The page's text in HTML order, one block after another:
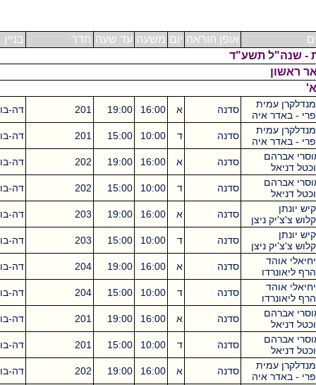
אופן הוראה יום משעה עד שעה חדר
ש"ס
תשע"ד
איה
סדנה א 16:00
19:00
201
3
איה
סדנה ד 10:00
15:00
201
5
סדנה א 16:00
19:00
202
3
סדנה ד 10:00
15:00
202
5
ניצן א 16:00
19:00
203
3
ניצן ד 10:00
15:00
203
5
סדנה א 16:00
19:00
204
3
סדנה ד 10:00
15:00
204
5
סדנה א 16:00
19:00
201
3
סדנה ד 10:00
15:00
201
5
איה
סדנה א 16:00
19:00
202
3